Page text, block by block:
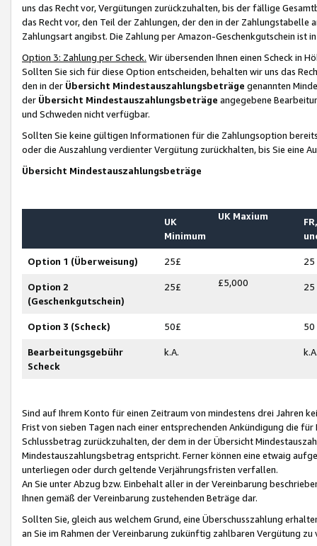
uns das Recht vor, Vergütungen zurückzuhalten, bis der fällige
das Recht vor, den Teil der Zahlungen, der den in der
Zahlungsart angibst. Die Zahlung per Amazon-Geschenkgutschein ist
Option 3: Zahlung per Scheck. Wir übersenden Ihnen einen Scheck in
Sollten Sie sich für diese Option entscheiden, behalten wir uns das
den in der Übersicht Mindestauszahlungsbeträge genannten
der Übersicht Mindestauszahlungsbeträge angegebene
und Schweden nicht verfügbar.
Sollten Sie keine gültigen Informationen für die Zahlungsoption
oder die Auszahlung verdienter Vergütung zurückhalten, bis Sie
Übersicht Mindestauszahlungsbeträge
UK
Minimum
UK Maxium
Option 1 (Überweisung) 25£ 25
Option 2
(Geschenkgutschein)
25£ £5,000 25
Option 3 (Scheck) 50£ 50
Bearbeitungsgebühr
Scheck
k.A.
Sind auf Ihrem Konto für einen Zeitraum von mindestens drei Jahren
Frist von sieben Tagen nach einer entsprechenden Ankündigung die
Schlussbetrag zurückzuhalten, der dem in der Übersicht
Mindestauszahlungsbetrag entspricht. Ferner können eine etwaig
unterliegen oder durch geltende Verjährungsfristen verfallen.
An Sie unter Abzug bzw. Einbehalt aller in der Vereinbarung
Ihnen gemäß der Vereinbarung zustehenden Beträge dar.
Sollten Sie, gleich aus welchem Grund, eine Überschusszahlung
an Sie im Rahmen der Vereinbarung zukünftig zahlbaren Vergütung zu